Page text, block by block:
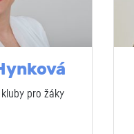
kluby pro žáky